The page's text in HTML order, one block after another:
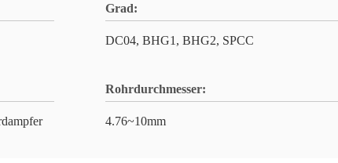
Grad:
DC04, BHG1, BHG2, SPCC
Rohrdurchmesser:
4.76~10mm